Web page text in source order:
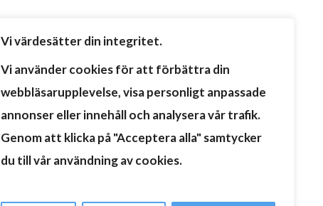
Vi värdesätter din integritet.
Vi använder cookies för att förbättra din
webbläsarupplevelse, visa personligt anpassade
annonser eller innehåll och analysera vår trafik.
Genom att klicka på "Acceptera alla" samtycker
du till vår användning av cookies.